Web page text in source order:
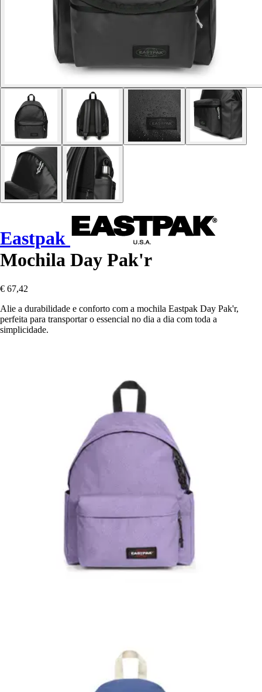
Eastpak
Mochila Day Pak'r
€ 67,42
Alie a durabilidade e conforto com a mochila Eastpak Day Pak'r,
perfeita para transportar o essencial no dia a dia com toda a
simplicidade.